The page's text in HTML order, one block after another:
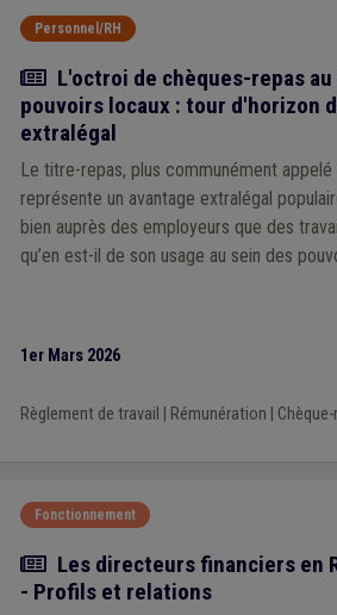
Personnel/RH
Article
L'octroi de chèques-repas
pouvoirs locaux : tour d'horizon
extralégal
Le titre-repas, plus communément appelé
représente un avantage extralégal
bien auprès des employeurs que des
qu’en est-il de son usage au sein des
1er Mars 2026
Règlement de travail Rémunération
Fonctionnement
Article
Les directeurs financiers en
- Profils et relations